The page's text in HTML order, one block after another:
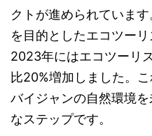
クトが進められていま
を目的としたエコツーリ
2023年にはエコツーリ
比20%増加しました。
バイジャンの自然環境
なステップです。